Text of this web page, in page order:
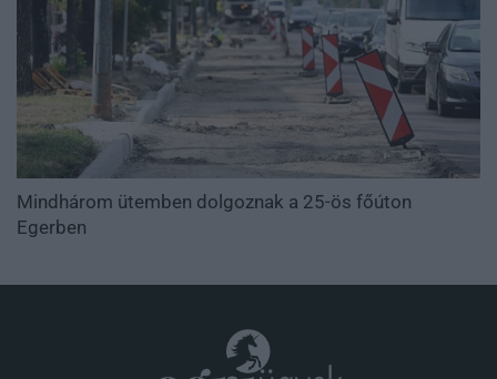
Mindhárom ütemben dolgoznak a 25-ös főúton
Egerben